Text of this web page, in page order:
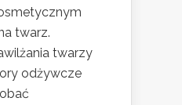
twarz.
twarzy
odżywcze